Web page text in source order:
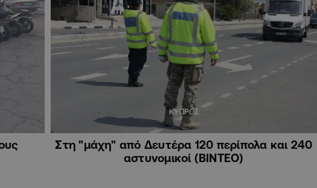
ΚΥΠΡΟΣ
Στη "μάχη" από Δευτέρα 120 περίπολα και 240
αστυνομικοί (BINTEO)